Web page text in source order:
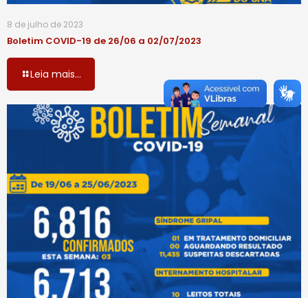
8 de julho de 2023
Boletim COVID-19 de 26/06 a 02/07/2023
Leia mais...